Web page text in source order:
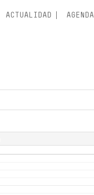
ACTUALIDAD AGENDA